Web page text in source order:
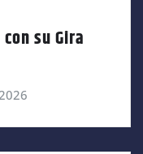
su Gira